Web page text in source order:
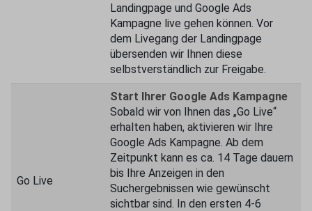
Landingpage und Google Ads
Kampagne live gehen können. Vor
dem Livegang der Landingpage
übersenden wir Ihnen diese
selbstverständlich zur Freigabe.
Go Live
Start Ihrer Google Ads Kampagne
Sobald wir von Ihnen das „Go Live“
erhalten haben, aktivieren wir Ihre
Google Ads Kampagne. Ab dem
Zeitpunkt kann es ca. 14 Tage dauern
bis Ihre Anzeigen in den
Suchergebnissen wie gewünscht
sichtbar sind. In den ersten 4-6